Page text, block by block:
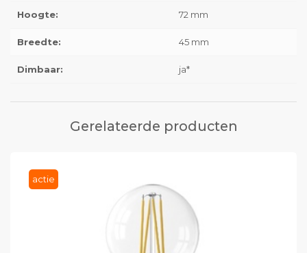
Hoogte: 72 mm
Breedte: 45 mm
Dimbaar: ja*
Gerelateerde producten
actie